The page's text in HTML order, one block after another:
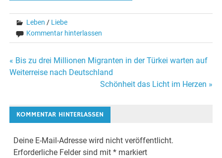
Leben / Liebe
Kommentar hinterlassen
Beitrags-
« Bis zu drei Millionen Migranten in der Türkei warten auf
Weiterreise nach Deutschland
Schönheit das Licht im Herzen »
KOMMENTAR HINTERLASSEN
Deine E-Mail-Adresse wird nicht veröffentlicht.
Erforderliche Felder sind mit* markiert